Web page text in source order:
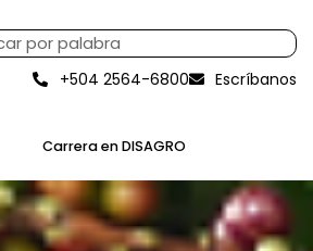
+504 2564-6800 Escríbanos
Carrera en DISAGRO